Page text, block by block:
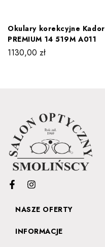
Okulary korekcyjne Kador
PREMIUM 14 519M A011
1130,00 zł
NASZE OFERTY
INFORMACJE